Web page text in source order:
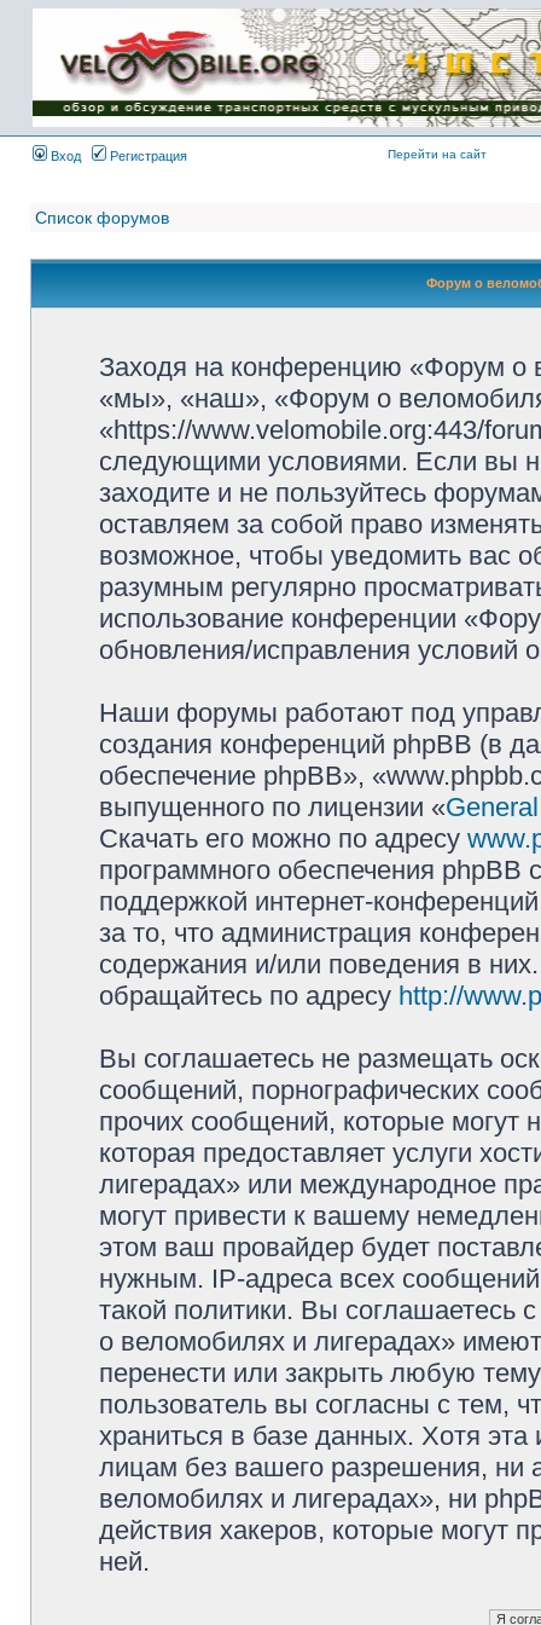
Имя пользователя:
Пароль:
{ LOG_ME_IN_SHORT
}
Вход
Регистрация Перейти на сайт
Список форумов
Форум о
Заходя на конференцию «Форум о
«мы», «наш», «Форум о
«https://www.velomobile.org:443/
следующими условиями. Если вы
заходите и не пользуйтесь
оставляем за собой право
возможное, чтобы уведомить вас
разумным регулярно
использование конференции
обновления/исправления условий
Наши форумы работают под
создания конференций phpBB (в
обеспечение phpBB»,
выпущенного по лицензии «
Скачать его можно по адресу
программного обеспечения phpBB
поддержкой интернет-
за то, что администрация
содержания и/или поведения в
обращайтесь по адресу http://
Вы соглашаетесь не размещать
сообщений, порнографических
прочих сообщений, которые могут
которая предоставляет услуги
лигерадах» или международное
могут привести к вашему
этом ваш провайдер будет
нужным. IP-адреса всех
такой политики. Вы
о веломобилях и лигерадах»
перенести или закрыть любую
пользователь вы согласны с тем,
храниться в базе данных. Хотя
лицам без вашего разрешения, ни
веломобилях и лигерадах», ни
действия хакеров, которые могут
ней.